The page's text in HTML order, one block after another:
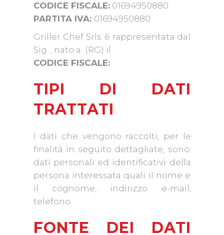
CODICE FISCALE:01694950880
PARTITA IVA: 01694950880
Griller Chef Srls è rappresentata dal
Sig. , nato a (RG) il .
CODICE FISCALE:
TIPI DI DATI
TRATTATI
I dati che vengono raccolti, per le
finalità in seguito dettagliate, sono:
dati personali ed identificativi della
persona interessata quali il nome e
il cognome, indirizzo e-mail,
telefono.
FONTE DEI DATI